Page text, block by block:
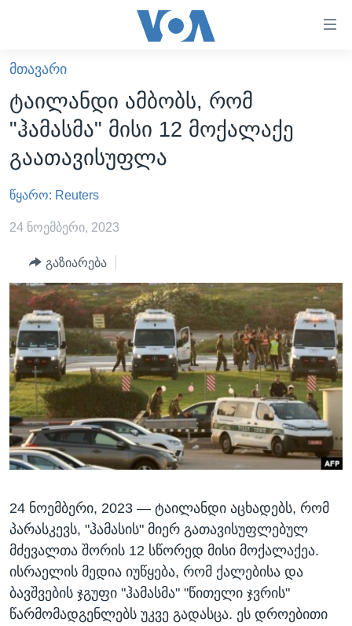
ხელმისაწვდომობისთვის
გადადით
გადადით
მთავარ
ნავიგაციაზე
გადადით
ძიებაზე
ᲐᲮᲐᲚᲘ ᲐᲛᲑᲔᲑᲘ
ᲡᲐᲥᲐᲠᲗᲕᲔᲚᲝ
ᲐᲨᲨ
ᲐᲨᲨ-ᲘᲡ ᲐᲠᲩᲔᲕᲜᲔᲑᲘ 2024
ᲛᲡᲝᲤᲚᲘᲝ
ᲕᲘᲓᲔᲝᲔᲑᲘ
ᲒᲐᲓᲐᲪᲔᲛᲔᲑᲘ
ᲕᲐᲨᲘᲜᲒᲢᲝᲜᲘ ᲓᲦᲔᲡ
ᲮᲔᲓᲕᲐ ᲕᲐᲨᲘᲜᲒᲢᲝᲜᲘᲓᲐᲜ
ᲡᲢᲣᲓᲘᲐ ᲕᲐᲨᲘᲜᲒᲢᲝᲜᲘ
ᲡᲮᲕᲐ ᲡᲘᲐᲮᲚᲔᲔᲑᲘ
ᲞᲝᲚᲘᲢᲘᲙᲐ
ᲔᲙᲝᲜᲝᲛᲘᲙᲐ
ᲯᲐᲜᲛᲠᲗᲔᲚᲝᲑᲐ
ᲛᲔᲪᲜᲘᲔᲠᲔᲑᲐ
ᲘᲜᲢᲔᲠᲕᲘᲣ
ᲒᲐᲚᲘᲚᲔᲝ
ᲓᲔᲖᲘᲜᲤᲝᲠᲛᲐᲪᲘᲐ
ᲠᲣᲡᲔᲗᲘᲡ ᲨᲔᲭᲠᲐ ᲣᲙᲠᲐᲘᲜᲐᲨᲘ
Learning English
ᲗᲕᲐᲚᲘ ᲒᲕᲐᲓᲔᲕᲜᲔᲗ
ᲛᲗᲐᲕᲐᲠᲘ
ტაილანდი ამბობს, რომ
"ჰამასმა" მისი 12 მოქალაქე
გაათავისუფლა
წყარო: Reuters
24 ნოემბერი, 2023
გაზიარება
24 ᲜᲝᲔᲛᲑᲔᲠᲘ, 2023 — ტაილანდი აცხადებს, რომ
პარასკევს, "ჰამასის" მიერ გათავისუფლებულ
მძევალთა შორის 12 სწორედ მისი მოქალაქეა.
ისრაელის მედია იუწყება, რომ ქალებისა და
ბავშვების ჯგუფი "ჰამასმა" "წითელი ჯვრის"
წარმომადგენლებს უკვე გადასცა. ეს დროებითი